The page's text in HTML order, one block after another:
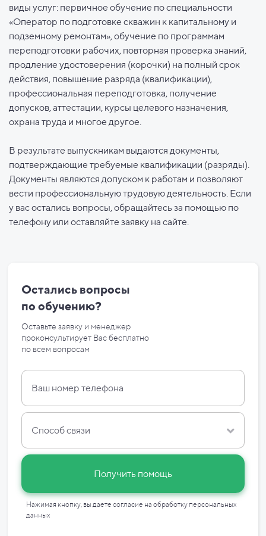
виды услуг: первичное обучение по специальности
«Оператор по подготовке скважин к капитальному и
подземному ремонтам», обучение по программам
переподготовки рабочих, повторная проверка знаний,
продление удостоверения (корочки) на полный срок
действия, повышение разряда (квалификации),
профессиональная переподготовка, получение
допусков, аттестации, курсы целевого назначения,
охрана труда и многое другое.
В результате выпускникам выдаются документы,
подтверждающие требуемые квалификации (разряды).
Документы являются допуском к работам и позволяют
вести профессиональную трудовую деятельность. Если
у вас остались вопросы, обращайтесь за помощью по
телефону или оставляйте заявку на сайте.
Остались вопросы
по обучению?
Оставьте заявку и менеджер
проконсультирует Вас бесплатно
по всем вопросам
Способ связи
Получить помощь
Нажимая кнопку, вы даете согласие на обработку персональных
данных